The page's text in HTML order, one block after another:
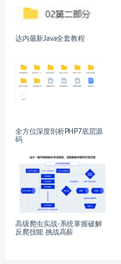
达内最新Java全套教程
全方位深度剖析PHP7底层源
码
高级爬虫实战-系统掌握破解
反爬技能 挑战高薪